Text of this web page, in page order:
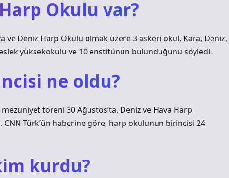
Okulu var?
ve Deniz Harp Okulu olmak üzere 3 askeri okul, Kara, Deniz,
yüksekokulu ve 10 enstitünün bulunduğunu söyledi.
ne oldu?
töreni 30 Ağustos’ta, Deniz ve Hava Harp
CNN Türk’ün haberine göre, harp okulunun birincisi 24
kurdu?